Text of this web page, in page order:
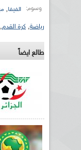
وسوم: الفيفا,
رياضة, كرة القدم,
طالع ايضاً